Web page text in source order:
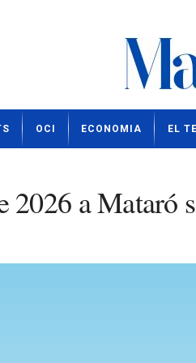
OCI ECONOMIA EL
a Mataró